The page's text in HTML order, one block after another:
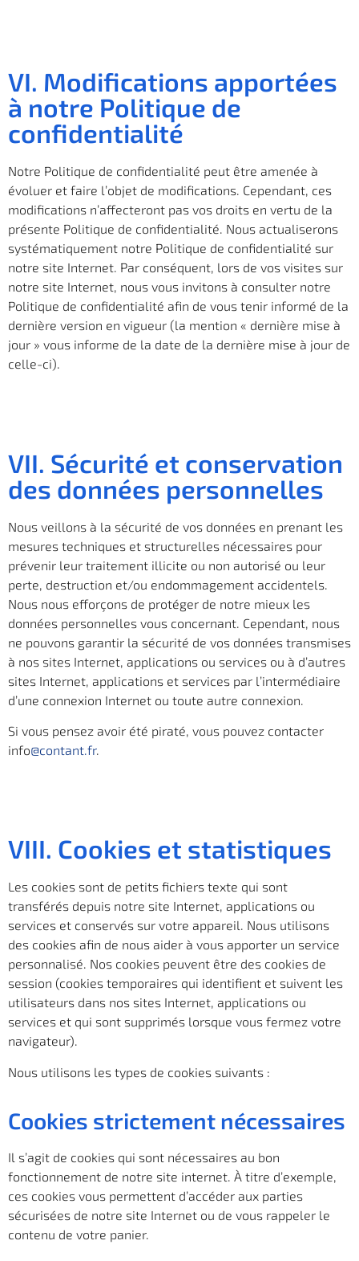
VI. Modifications apportées
à notre Politique de
confidentialité
Notre Politique de confidentialité peut être amenée à
évoluer et faire l’objet de modifications. Cependant, ces
modifications n’affecteront pas vos droits en vertu de la
présente Politique de confidentialité. Nous actualiserons
systématiquement notre Politique de confidentialité sur
notre site Internet. Par conséquent, lors de vos visites sur
notre site Internet, nous vous invitons à consulter notre
Politique de confidentialité afin de vous tenir informé de la
dernière version en vigueur (la mention « dernière mise à
jour » vous informe de la date de la dernière mise à jour de
celle-ci).
VII. Sécurité et conservation
des données personnelles
Nous veillons à la sécurité de vos données en prenant les
mesures techniques et structurelles nécessaires pour
prévenir leur traitement illicite ou non autorisé ou leur
perte, destruction et/ou endommagement accidentels.
Nous nous efforçons de protéger de notre mieux les
données personnelles vous concernant. Cependant, nous
ne pouvons garantir la sécurité de vos données transmises
à nos sites Internet, applications ou services ou à d’autres
sites Internet, applications et services par l’intermédiaire
d’une connexion Internet ou toute autre connexion.
Si vous pensez avoir été piraté, vous pouvez contacter
info@contant.fr.
VIII. Cookies et statistiques
Les cookies sont de petits fichiers texte qui sont
transférés depuis notre site Internet, applications ou
services et conservés sur votre appareil. Nous utilisons
des cookies afin de nous aider à vous apporter un service
personnalisé. Nos cookies peuvent être des cookies de
session (cookies temporaires qui identifient et suivent les
utilisateurs dans nos sites Internet, applications ou
services et qui sont supprimés lorsque vous fermez votre
navigateur).
Nous utilisons les types de cookies suivants :
Cookies strictement nécessaires
Il s’agit de cookies qui sont nécessaires au bon
fonctionnement de notre site internet. À titre d’exemple,
ces cookies vous permettent d’accéder aux parties
sécurisées de notre site Internet ou de vous rappeler le
contenu de votre panier.